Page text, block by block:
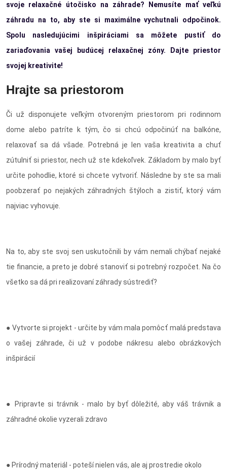
svoje relaxačné útočisko na záhrade? Nemusíte mať veľkú
záhradu na to, aby ste si maximálne vychutnali odpočinok.
Spolu nasledujúcimi inšpiráciami sa môžete pustiť do
zariaďovania vašej budúcej relaxačnej zóny. Dajte priestor
svojej kreativite!
Hrajte sa priestorom
Či už disponujete veľkým otvoreným priestorom pri rodinnom
dome alebo patríte k tým, čo si chcú odpočinúť na balkóne,
relaxovať sa dá všade. Potrebná je len vaša kreativita a chuť
zútulniť si priestor, nech už ste kdekoľvek. Základom by malo byť
určite pohodlie, ktoré si chcete vytvoriť. Následne by ste sa mali
poobzerať po nejakých záhradných štýloch a zistiť, ktorý vám
najviac vyhovuje.
Na to, aby ste svoj sen uskutočnili by vám nemali chýbať nejaké
tie financie, a preto je dobré stanoviť si potrebný rozpočet. Na čo
všetko sa dá pri realizovaní záhrady sústrediť?
● Vytvorte si projekt - určite by vám mala pomôcť malá predstava
o vašej záhrade, či už v podobe nákresu alebo obrázkových
inšpirácií
● Pripravte si trávnik - malo by byť dôležité, aby váš trávnik a
záhradné okolie vyzerali zdravo
● Prírodný materiál - poteší nielen vás, ale aj prostredie okolo